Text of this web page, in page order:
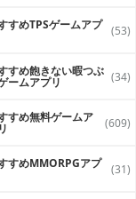
アナタ
えられる、秘密
の真相とは……
キハラハラ、そ
けど一途な彼、
ラストとドラマ
の夢のような恋
すめTPSゲームアプ (53)
すめ飽きない暇つぶ
ームアプリ (34)
すめ無料ゲームア (609)
すめ MMORPGアプ (31)